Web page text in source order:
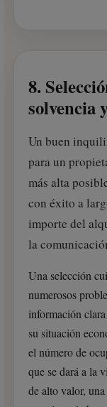
8.
solvencia
Un buen
para un
más alta
con éxito a
importe del
la
Una selección
numerosos
información
su situación
el número de
que se dará a la
de alto valor,